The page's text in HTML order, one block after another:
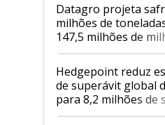
Datagro projeta
milhões de
147,5 milhões de
2026/27
Hedgepoint reduz
de superávit global
para 8,2 milhões de